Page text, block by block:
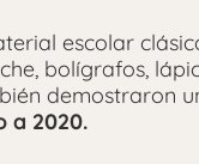
escolar
bolígrafos,
demostraron
a 2020.